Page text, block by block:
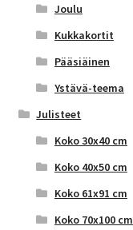
Joulu
Kukkakortit
Pääsiäinen
Ystävä-teema
Julisteet
Koko 30x40 cm
Koko 40x50 cm
Koko 61x91 cm
Koko 70x100 cm